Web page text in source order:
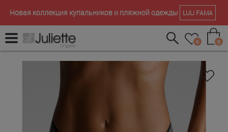
Новая коллекция купальников и пляжной одежды LULI FAMA
0 0